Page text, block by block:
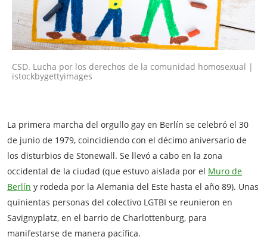
CSD. Lucha por los derechos de la comunidad homosexual |
istockbygettyimages
La primera marcha del orgullo gay en Berlín se celebró el 30
de junio de 1979, coincidiendo con el décimo aniversario de
los disturbios de Stonewall. Se llevó a cabo en la zona
occidental de la ciudad (que estuvo aislada por el Muro de
Berlín y rodeda por la Alemania del Este hasta el año 89). Unas
quinientas personas del colectivo LGTBI se reunieron en
Savignyplatz, en el barrio de Charlottenburg, para
manifestarse de manera pacífica.